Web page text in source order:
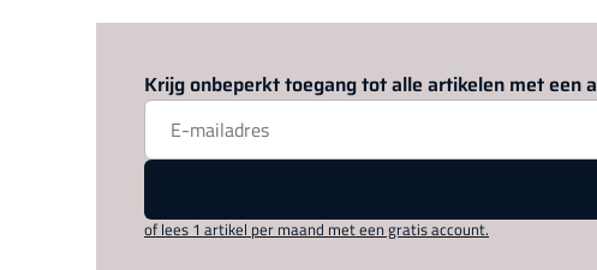
Krijg onbeperkt toegang tot alle artikelen met een
of lees 1 artikel per maand met een gratis account.